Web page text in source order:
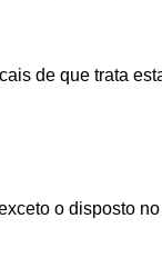
de que trata
o disposto